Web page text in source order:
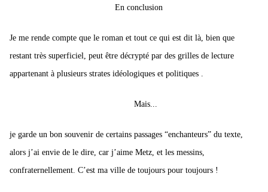
En conclusion
Je me rende compte que le roman et tout ce qui est dit là, bien que
restant très superficiel, peut être décrypté par des grilles de lecture
appartenant à plusieurs strates idéologiques et politiques .
Mais...
je garde un bon souvenir de certains passages “enchanteurs” du texte,
alors j’ai envie de le dire, car j’aime Metz, et les messins,
confraternellement. C’est ma ville de toujours pour toujours !